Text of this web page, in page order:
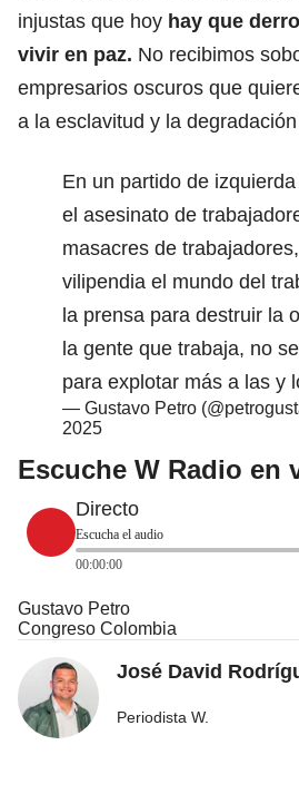
injustas que hoy hay que
vivir en paz. No recibimos
empresarios oscuros que
a la esclavitud y la
En un partido de
el asesinato de
masacres de
vilipendia el mundo del
la prensa para destruir la
la gente que trabaja, no
para explotar más a las y
— Gustavo Petro
2025
Escuche W Radio en
Directo
Escucha el audio
00:00:00
Gustavo Petro
Congreso Colombia
José David
Periodista W.